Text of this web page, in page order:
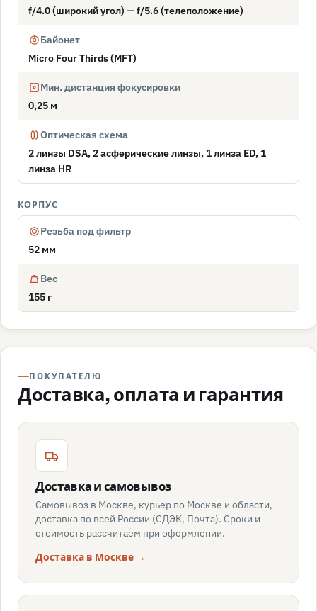
f/4.0 (широкий угол) — f/5.6 (телеположение)
Байонет
Micro Four Thirds (MFT)
Мин. дистанция фокусировки
0,25 м
Оптическая схема
2 линзы DSA, 2 асферические линзы, 1 линза ED, 1
линза HR
КОРПУС
Резьба под фильтр
52 мм
Вес
155 г
ПОКУПАТЕЛЮ
Доставка, оплата и гарантия
Доставка и самовывоз
Самовывоз в Москве, курьер по Москве и области,
доставка по всей России (СДЭК, Почта). Сроки и
стоимость рассчитаем при оформлении.
Доставка в Москве →